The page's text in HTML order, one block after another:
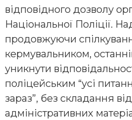
відповідного дозволу
Національної Поліції.
продовжуючи
кермувальником,
уникнути
поліцейським “усі
зараз”, без складання
адміністративних